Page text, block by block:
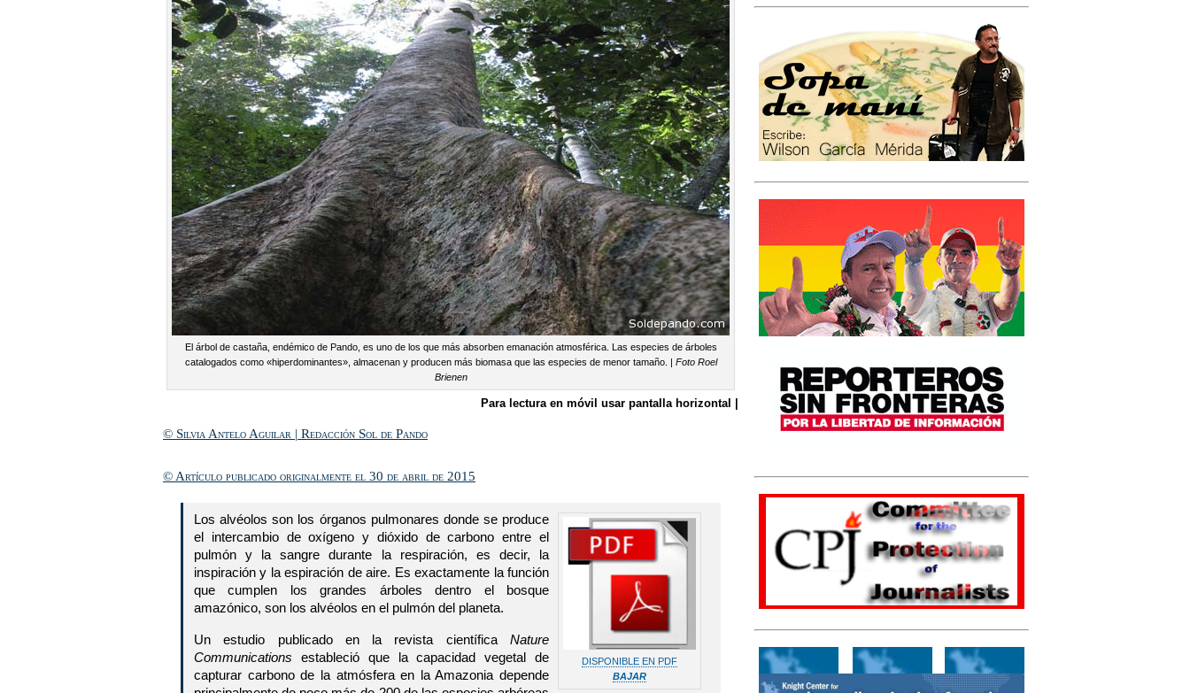
El árbol de castaña, endémico de Pando, es uno de los que más absorben emanación atmosférica. Las especies de árboles
catalogados como «hiperdominantes», almacenan y producen más biomasa que las especies de menor tamaño. | Foto Roel
Brienen
Para lectura en móvil usar pantalla horizontal |
© Silvia Antelo Aguilar | Redacción Sol de Pando
© Artículo publicado originalmente el 30 de abril de 2015
DISPONIBLE EN PDF
BAJAR
Los alvéolos son los órganos pulmonares donde se produce
el intercambio de oxígeno y dióxido de carbono entre el
pulmón y la sangre durante la respiración, es decir, la
inspiración y la espiración de aire. Es exactamente la función
que cumplen los grandes árboles dentro el bosque
amazónico, son los alvéolos en el pulmón del planeta.
Un estudio publicado en la revista científica Nature
Communications estableció que la capacidad vegetal de
capturar carbono de la atmósfera en la Amazonia depende